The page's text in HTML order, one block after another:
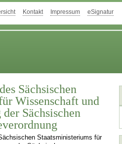
Kontakt Impressum eSignatur
Sächsischen
Wissenschaft und
Sächsischen
Staatsministeriums für